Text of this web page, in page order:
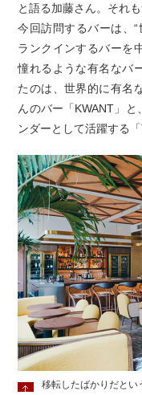
と語る加藤さん。それ
今回訪問するバーは、
ランクインするバーを
憧れるような有名なバ
たのは、世界的に有名
んのバー「KWANT」
ンダーとして活躍する
移転したばかりだとい